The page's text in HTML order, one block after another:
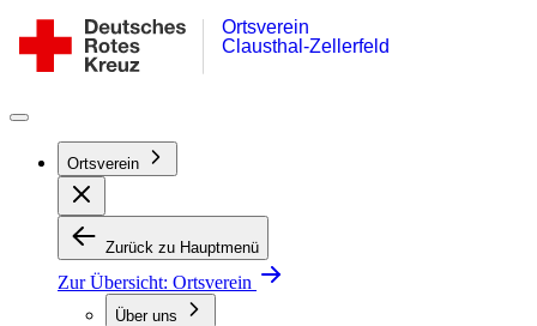
Inhalt
springen
Ortsverein
Clausthal-
Clausthal-Zellerfeld
Ortsverein
Ortsverein
Zurück zu Hauptmenü
Zur Übersicht: Ortsverein
Über uns